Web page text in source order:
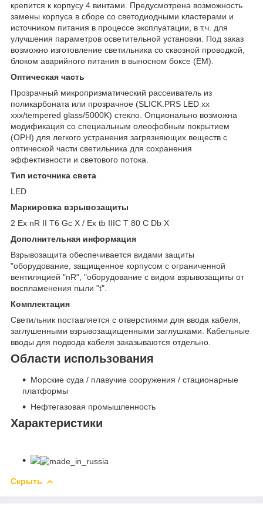
крепится к корпусу 4 винтами. Предусмотрена возможность
замены корпуса в сборе со светодиодными кластерами и
источником питания в процессе эксплуатации, в т.ч. для
улучшения параметров осветительной установки. Под заказ
возможно изготовление светильника со сквозной проводкой,
блоком аварийного питания в выносном боксе (EM).
Оптическая часть
Прозрачный микропризматический рассеиватель из
поликарбоната или прозрачное (SLICK.PRS LED xx
xxx/tempered glass/5000K) стекло. Опционально возможна
модификация со специальным олеофобным покрытием
(OPH) для легкого устранения загрязняющих веществ с
оптической части светильника для сохранения
эффективности и светового потока.
Тип источника света
LED
Маркировка взрывозащиты
2 Ex nR II T6 Gc X / Ex tb IIIC T 80 C Db X
Дополнительная информация
Взрывозащита обеспечивается видами защиты
"оборудование, защищенное корпусом с ограниченной
вентиляцией "nR", "оборудование с видом взрывозащиты от
воспламенения пыли "t".
Комплектация
Светильник поставляется с отверстиями для ввода кабеля,
заглушенными взрывозащищенными заглушками. Кабельные
вводы для подвода кабеля заказываются отдельно.
Области использования
Морские суда / плавучие сооружения / стационарные
платформы
Нефтегазовая промышленность
Характеристики
Скрыть